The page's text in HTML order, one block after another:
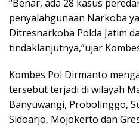
“Benar, ada 28 kasus
penyalahgunaan Narkoba
Ditresnarkoba Polda Jatim
tindaklanjutnya,”ujar
Kombes Pol Dirmanto
tersebut terjadi di wilayah
Banyuwangi, Probolinggo,
Sidoarjo, Mojokerto dan